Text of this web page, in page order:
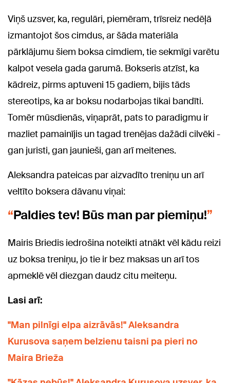
Viņš uzsver, ka, regulāri, piemēram, trīsreiz nedēļā
izmantojot šos cimdus, ar šāda materiāla
pārklājumu šiem boksa cimdiem, tie sekmīgi varētu
kalpot vesela gada garumā. Bokseris atzīst, ka
kādreiz, pirms aptuveni 15 gadiem, bijis tāds
stereotips, ka ar boksu nodarbojas tikai bandīti.
Tomēr mūsdienās, viņaprāt, pats to paradigmu ir
mazliet pamainījis un tagad trenējas dažādi cilvēki -
gan juristi, gan jaunieši, gan arī meitenes.
Aleksandra pateicas par aizvadīto treniņu un arī
veltīto boksera dāvanu viņai:
Paldies tev! Būs man par piemiņu!
Mairis Briedis iedrošina noteikti atnākt vēl kādu reizi
uz boksa treniņu, jo tie ir bez maksas un arī tos
apmeklē vēl diezgan daudz citu meiteņu.
Lasi arī:
"Man pilnīgi elpa aizrāvās!" Aleksandra
Kurusova saņem belzienu taisni pa pieri no
Maira Brieža